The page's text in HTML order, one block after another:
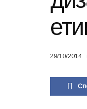
29/10/2014